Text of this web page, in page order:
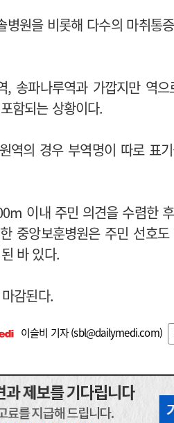
원을 비롯해 다수의 마취통
, 송파나루역과 가깝지만 역
함되는 상황이다.
역의 경우 부역명이 따로 표
이내 주민 의견을 수렴한
중앙보훈병원은 주민 선호도
바 있다.
감된다.
이슬비 기자 (sbl@dailymedi.com)